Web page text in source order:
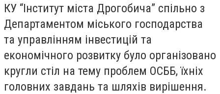
КУ “Інститут міста Дрогобича” спільно з
Департаментом міського господарства
та управлінням інвестицій та
економічного розвитку було організовано
кругли стіл на тему проблем ОСББ, їхніх
головних завдань та шляхів вирішення.